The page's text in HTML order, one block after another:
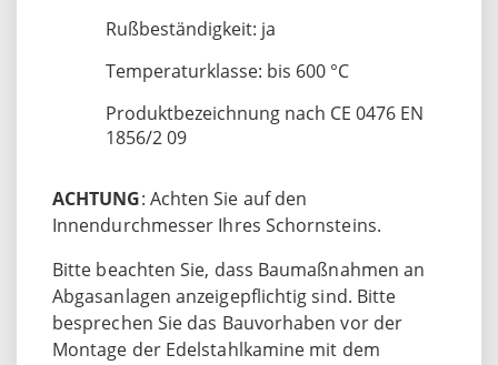
Rußbeständigkeit: ja
Temperaturklasse: bis 600 °C
Produktbezeichnung nach CE 0476 EN
1856/2 09
ACHTUNG: Achten Sie auf den
Innendurchmesser Ihres Schornsteins.
Bitte beachten Sie, dass Baumaßnahmen an
Abgasanlagen anzeigepflichtig sind. Bitte
besprechen Sie das Bauvorhaben vor der
Montage der Edelstahlkamine mit dem